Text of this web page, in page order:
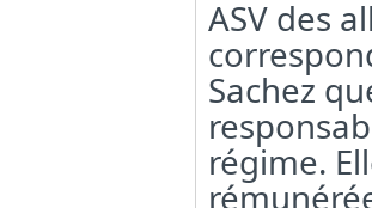
ASV des
Sachez
régime.